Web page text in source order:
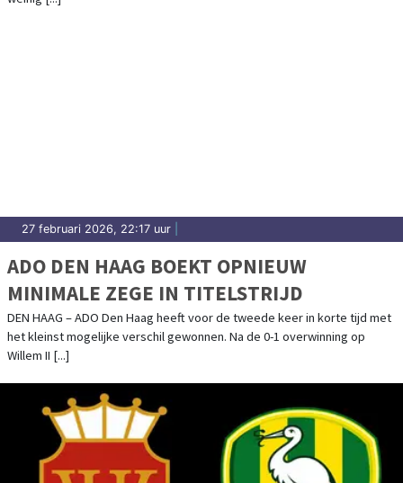
27 februari 2026, 22:17 uur
ADO DEN HAAG BOEKT OPNIEUW
MINIMALE ZEGE IN TITELSTRIJD
DEN HAAG – ADO Den Haag heeft voor de tweede keer in korte tijd met
het kleinst mogelijke verschil gewonnen. Na de 0-1 overwinning op
Willem II [...]